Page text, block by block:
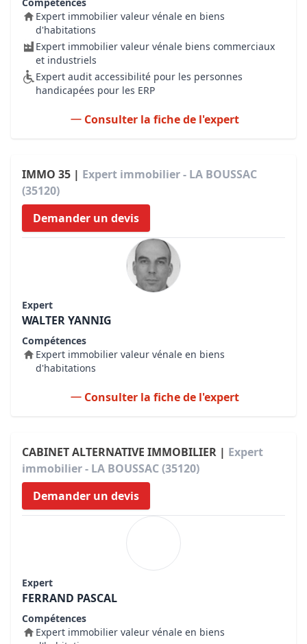
Expert immobilier valeur vénale en biens
d'habitations
Expert immobilier valeur vénale biens commerciaux
et industriels
Expert audit accessibilité pour les personnes
handicapées pour les ERP
Consulter la fiche de l'expert
IMMO 35 | Expert immobilier - LA BOUSSAC
(35120)
Demander un devis
Expert
WALTER YANNIG
Compétences
Expert immobilier valeur vénale en biens
d'habitations
Consulter la fiche de l'expert
CABINET ALTERNATIVE IMMOBILIER | Expert
immobilier - LA BOUSSAC (35120)
Demander un devis
Expert
FERRAND PASCAL
Compétences
Expert immobilier valeur vénale en biens